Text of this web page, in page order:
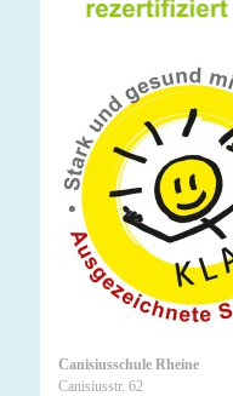
Canisiusschule Rheine
Canisiusstr. 62